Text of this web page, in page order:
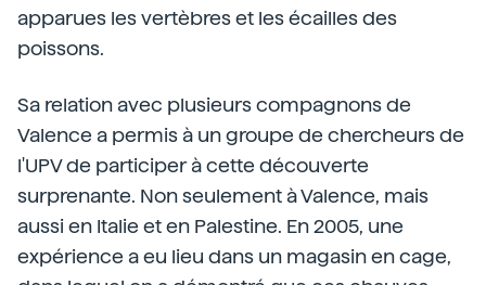
apparues les vertèbres et les écailles des
poissons.
Sa relation avec plusieurs compagnons de
Valence a permis à un groupe de chercheurs de
l'UPV de participer à cette découverte
surprenante. Non seulement à Valence, mais
aussi en Italie et en Palestine. En 2005, une
expérience a eu lieu dans un magasin en cage,